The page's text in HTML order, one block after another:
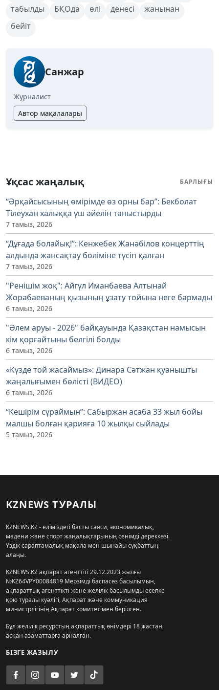
табылды
БҚОда өлі денесі
жанынан
бейіт
Санжар
Журналист
Автор мақалалары
Ұқсас жаңалық БАРЛЫҒЫ
“Әрқайсысының өмірімде өз орны бар”: Бекболат
Тілеухан халыққа үш әйелін таныстырды
7 тамыз, 2026
“Дұғада болайық!”: Кенжебек Жанәбілов концерттің
алдында жансақтау бөліміне түсіп қалған
7 тамыз, 2026
"Ренішім жоқ": Айгүл Иманбаева Алтынай
Жорабаеваның қызының ұзату тойына неге бармады
6 тамыз, 2026
"Әлем аруы - 2026" байқауында Қазақстан намысын
кім қорғайтыны белгілі болды
6 тамыз, 2026
«Күзде той жасаймыз»: Динара Сәтжан қуанышты
жаңалығымен бөлісті (ВИДЕО)
6 тамыз, 2026
“Кешірім сұраймын”: Сабыржан асаба 33 жыл бойы
малшы болған қарияға 10 жылқы сыйлады
5 тамыз, 2026
KZNEWS ТУРАЛЫ
KZNEWS.KZ - еліміздегі басты саяси, экономикалық,
мәдени және спорт жаңалықтарының сенімді дереккөзі.
Үздік сараптамалық мақала мен шынайы сұқбаттың
алаңы.
KZNEWS.KZ ақпарат агенттігі 29.12.2023 жылғы
№KZ64VPY00084819 Мерзімді баспасөз басылымын,
ақпараттық агенттікті және желілік басылымды есепке
қою туралы куәлігі, Ақпарат және коммуникация
министрлігінің Ақпарат комитетімен берілген.
Бұл желілік ресурстың ақпараттық өнімдері 18 жастан
асқан азаматтарға арналған.
БІЗГЕ ЖАЗЫЛУ